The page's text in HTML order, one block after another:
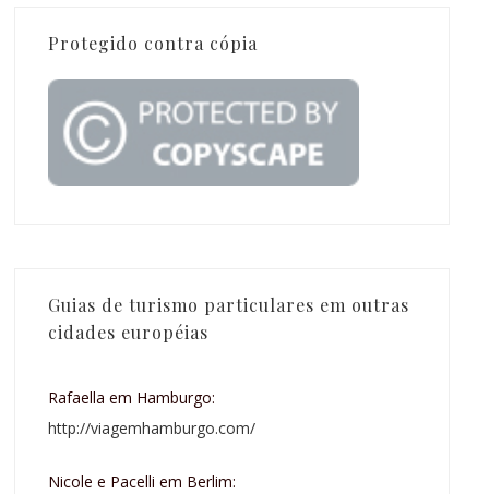
Protegido contra cópia
Guias de turismo particulares em outras
cidades européias
Rafaella em Hamburgo:
http://viagemhamburgo.com/
Nicole e Pacelli em Berlim: